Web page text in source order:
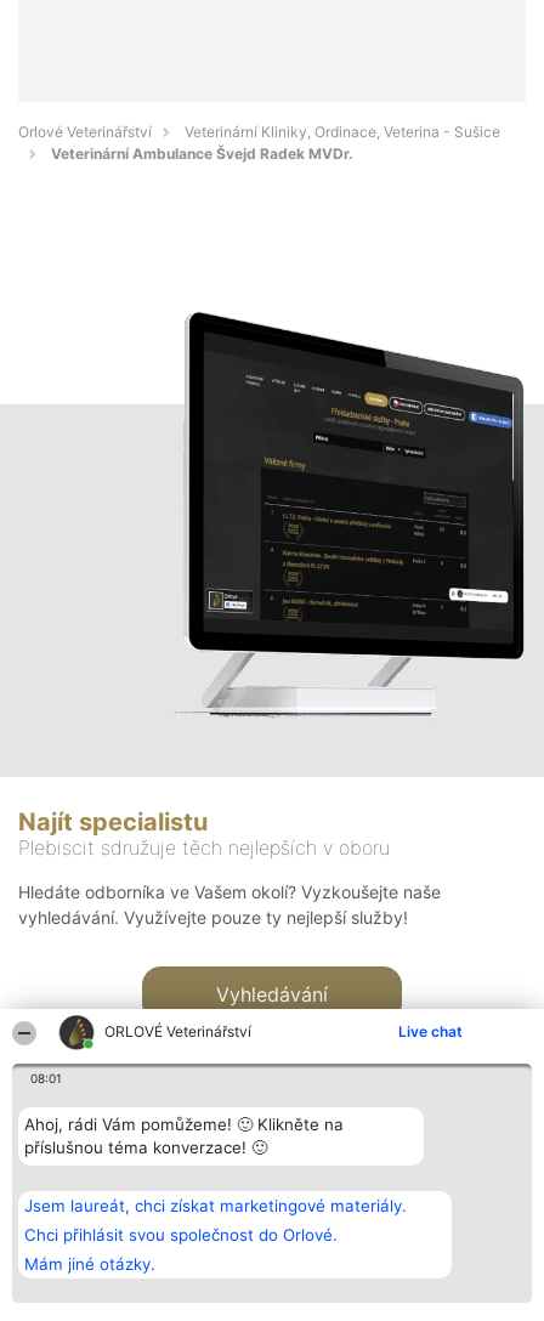
ORLOVÉ Veterinářství Live chat
08:01
Ahoj, rádi Vám pomůžeme! 🙂 Klikněte na
příslušnou téma konverzace! 🙂
Jsem laureát, chci získat marketingové materiály.
Chci přihlásit svou společnost do Orlové.
Mám jiné otázky.
Orlové Veterinářství
Veterinární Kliniky, Ordinace, Veterina - Sušice
Veterinární Ambulance Švejd Radek MVDr.
Najít specialistu
Plebiscit sdružuje těch nejlepších v oboru
Hledáte odborníka ve Vašem okolí? Vyzkoušejte naše
vyhledávání. Využívejte pouze ty nejlepší služby!
Vyhledávání
Bright Side Solutions sp. z o.
o. sp. k.
ul. Ruska 22
Wrocław 50-079
KRS 0000749100 | Regon
381313360 | NIP 8943132676
Vítězové
Seznam všech
laureátů
Zásady
Zásady
Kontakt